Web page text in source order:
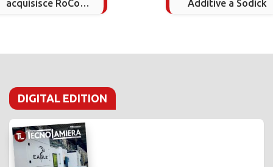
acquisisce RoCom
Additive a Sodick
DIGITAL EDITION